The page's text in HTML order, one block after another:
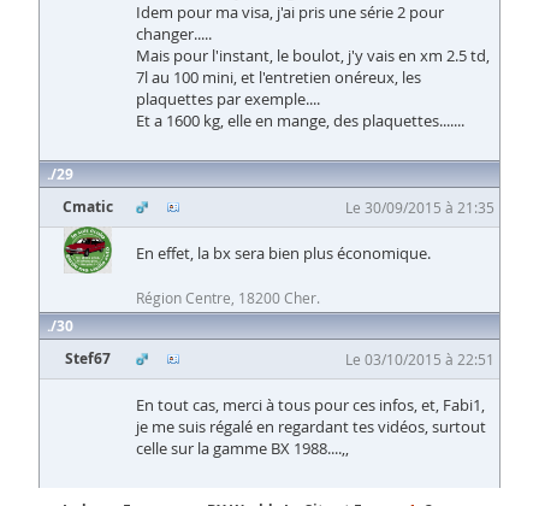
Idem pour ma visa, j'ai pris une série 2 pour
changer.....
Mais pour l'instant, le boulot, j'y vais en xm 2.5 td,
7l au 100 mini, et l'entretien onéreux, les
plaquettes par exemple....
Et a 1600 kg, elle en mange, des plaquettes.......
29
Cmatic
Le 30/09/2015 à 21:35
En effet, la bx sera bien plus économique.
Région Centre, 18200 Cher.
30
Stef67
Le 03/10/2015 à 22:51
En tout cas, merci à tous pour ces infos, et, Fabi1,
je me suis régalé en regardant tes vidéos, surtout
celle sur la gamme BX 1988....,,